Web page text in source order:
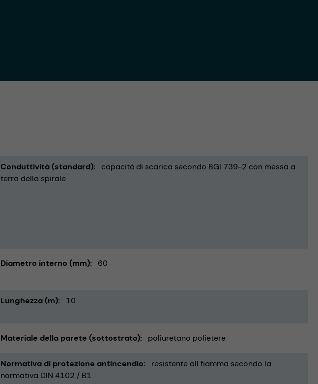
Conduttività (standard)
capacità di scarica secondo BGI 739-2 con messa a
terra della spirale
Diametro interno (mm) 60
Lunghezza (m) 10
Materiale della parete (sottostrato) poliuretano polietere
Normativa di protezione antincendio
resistente all fiamma secondo la
normativa DIN 4102 / B1